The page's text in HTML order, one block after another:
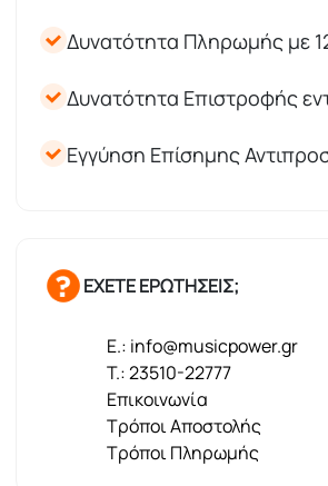
Δυνατότητα Πληρωμής με
Δυνατότητα Επιστροφής
Εγγύηση Επίσημης
ΕΧΕΤΕ ΕΡΩΤΗΣΕΙΣ;
E.: info@musicpower.gr
T.: 23510-22777
Επικοινωνία
Τρόποι Αποστολής
Τρόποι Πληρωμής